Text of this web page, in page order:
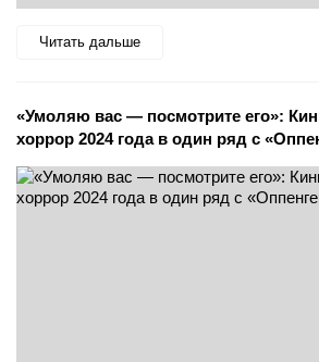
Читать дальше
«Умоляю вас — посмотрите его»:
хоррор 2024 года в один ряд с